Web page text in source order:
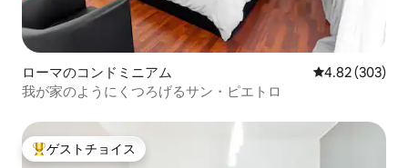
ローマのコンドミニアム レビュー303
4.82 (303)
我が家のようにくつろげるサン・ピエトロ
大好評のゲストチョイスです。
ゲストチョイス